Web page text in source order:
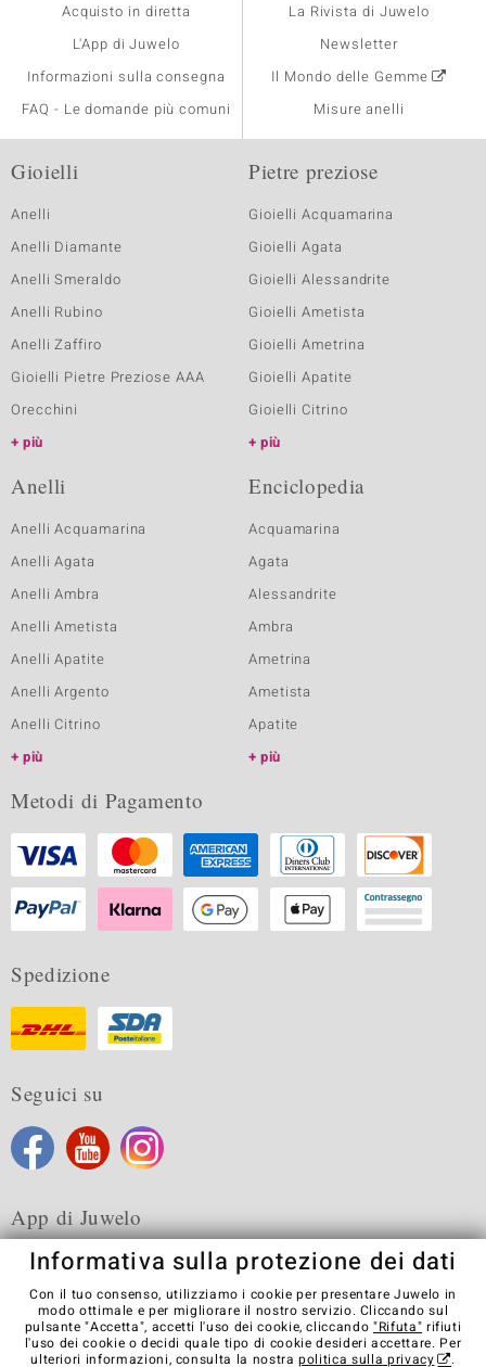
Acquisto in diretta
L'App di Juwelo
Informazioni sulla consegna
FAQ - Le domande più comuni
La Rivista di Juwelo
Newsletter
Il Mondo delle Gemme
Misure anelli
Gioielli
Anelli
Anelli Diamante
Anelli Smeraldo
Anelli Rubino
Anelli Zaffiro
Gioielli Pietre Preziose AAA
Orecchini
più
Pietre preziose
Gioielli Acquamarina
Gioielli Agata
Gioielli Alessandrite
Gioielli Ametista
Gioielli Ametrina
Gioielli Apatite
Gioielli Citrino
più
Anelli
Anelli Acquamarina
Anelli Agata
Anelli Ambra
Anelli Ametista
Anelli Apatite
Anelli Argento
Anelli Citrino
più
Enciclopedia
Acquamarina
Agata
Alessandrite
Ambra
Ametrina
Ametista
Apatite
più
Metodi di Pagamento
Spedizione
Seguici su
App di Juwelo
Condizioni generali di vendita Informativa Privacy
Cookies
Note legali
Contatti Recedere dal contratto
Informativa sulla protezione dei dati
Con il tuo consenso, utilizziamo i cookie per presentare Juwelo in
modo ottimale e per migliorare il nostro servizio. Cliccando sul
pulsante "Accetta", accetti l'uso dei cookie, cliccando "Rifuta" rifiuti
l'uso dei cookie o decidi quale tipo di cookie desideri accettare. Per
ulteriori informazioni, consulta la nostrapolitica sulla privacy .